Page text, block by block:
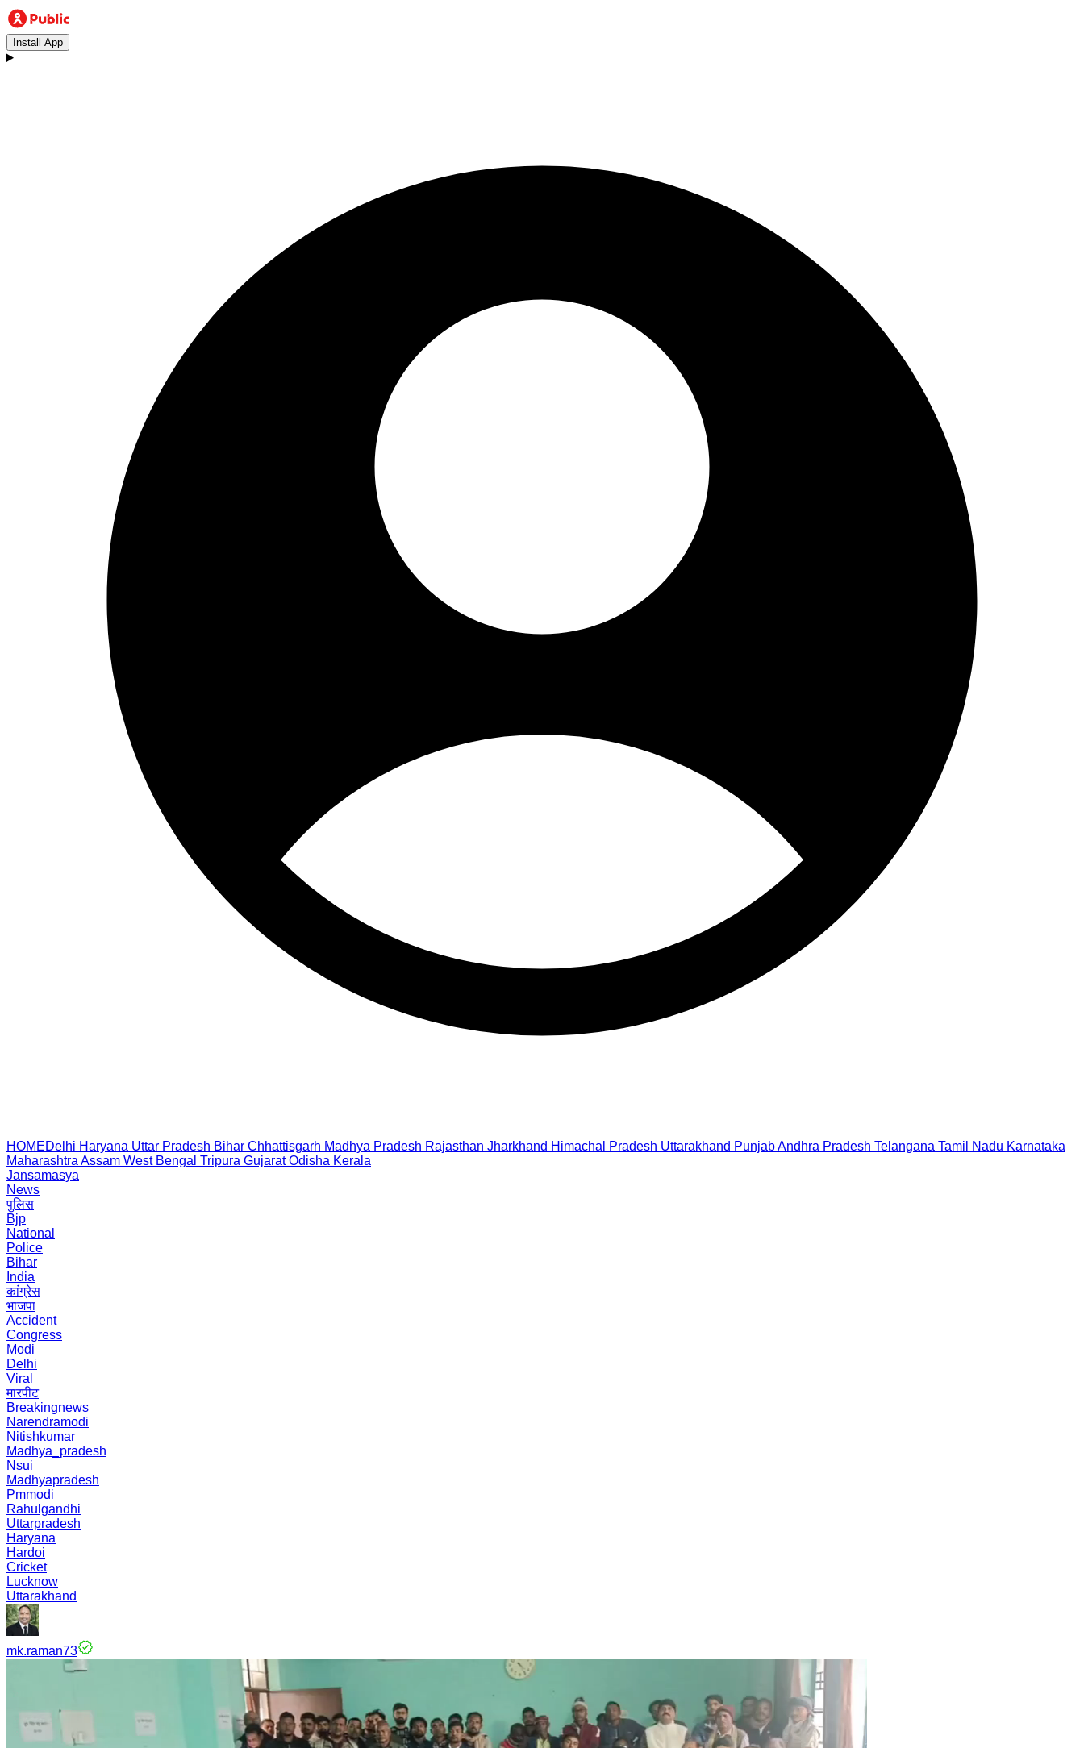
Install App
HOMEDelhi Haryana Uttar Pradesh Bihar Chhattisgarh Madhya Pradesh Rajasthan Jharkhand Himachal Pradesh Uttarakhand PunjabAndhra Pradesh Telangana Tamil Nadu Karnataka
Maharashtra Assam West Bengal Tripura Gujarat Odisha Kerala
Jansamasya
News
पुलिस
Bjp
National
Police
Bihar
India
कांग्रेस
भाजपा
Accident
Congress
Modi
Delhi
Viral
मारपीट
Breakingnews
Narendramodi
Nitishkumar
Madhya_pradesh
Nsui
Madhyapradesh
Pmmodi
Rahulgandhi
Uttarpradesh
Haryana
Hardoi
Cricket
Lucknow
Uttarakhand
mk.raman73